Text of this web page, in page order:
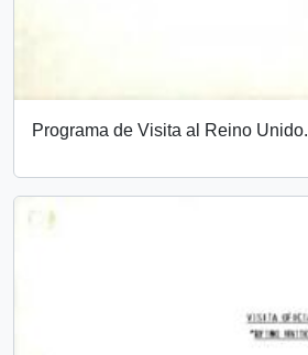
Programa de Visita al Reino Unido.